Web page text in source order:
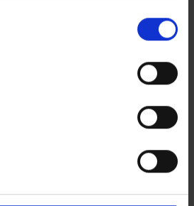
proprio consenso in qualsiasi
sui cookie o facendo clic
sulla tua posizione
di qualche
dispositivo, scansionandolo